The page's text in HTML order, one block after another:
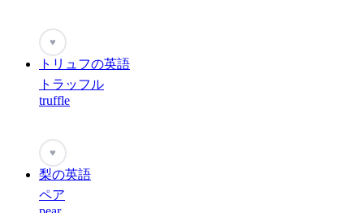
♥
トリュフの英語
トラッフル
truffle
♥
梨の英語
ペア